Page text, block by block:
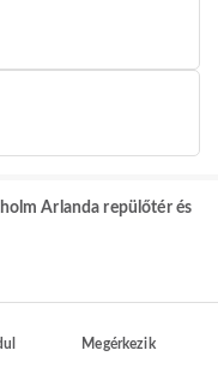
Arlanda repülőtér és
Megérkezik